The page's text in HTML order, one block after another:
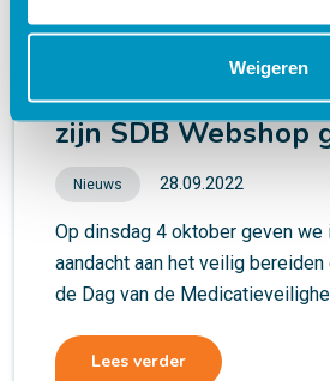
Weigeren
Zorgleren en
zijn SDB Webshop
Nieuws 28.09.2022
Op dinsdag 4 oktober geven we
aandacht aan het veilig
de Dag van de
Lees verder